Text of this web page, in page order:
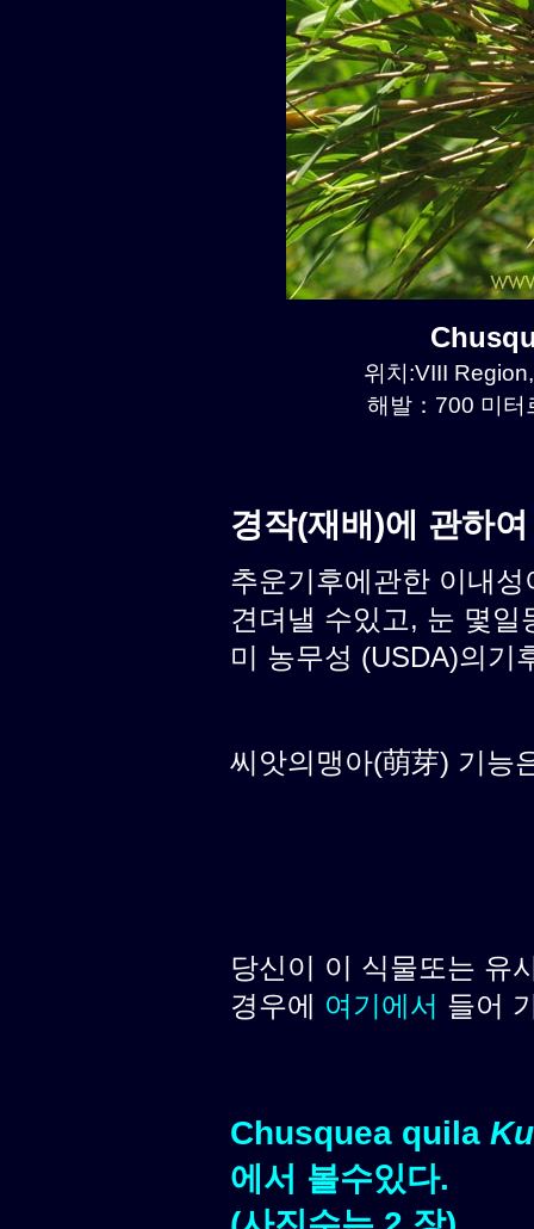
위치:VIII
해발：700 미터
경작(재배)에 관하
추운기후에관한 이내
견뎌낼 수있고, 눈 몇
미 농무성 (USDA)의기
씨앗의맹아(萌芽) 기능
당신이 이 식물또는 유
경우에 여기에서 들어
Chusquea quila
에서 볼수있다.